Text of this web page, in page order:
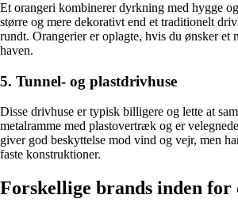
Et orangeri kombinerer dyrkning med hygge
større og mere dekorativt end et traditionelt
rundt. Orangerier er oplagte, hvis du ønsker et
haven.
5. Tunnel- og plastdrivhuse
Disse drivhuse er typisk billigere og lette at
metalramme med plastovertræk og er
giver god beskyttelse mod vind og vejr, men
faste konstruktioner.
Forskellige brands inden for